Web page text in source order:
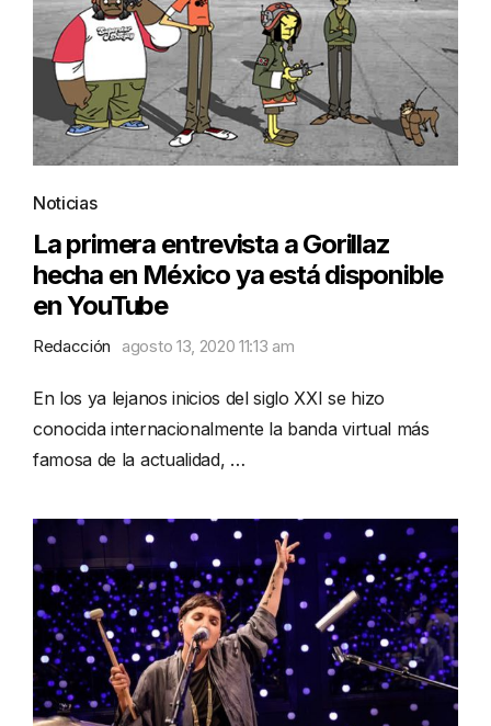
Noticias
La primera entrevista a Gorillaz
hecha en México ya está disponible
en YouTube
Redacción agosto 13, 2020 11:13 am
En los ya lejanos inicios del siglo XXI se hizo
conocida internacionalmente la banda virtual más
famosa de la actualidad, …